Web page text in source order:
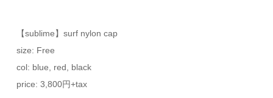
【sublime】surf nylon cap
size: Free
col: blue, red, black
price: 3,800円+tax